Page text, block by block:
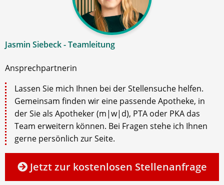
Jasmin Siebeck - Teamleitung
Ansprechpartnerin
Lassen Sie mich Ihnen bei der Stellensuche helfen.
Gemeinsam finden wir eine passende Apotheke, in
der Sie als Apotheker (m|w|d), PTA oder PKA das
Team erweitern können. Bei Fragen stehe ich Ihnen
gerne persönlich zur Seite.
Jetzt zur kostenlosen Stellenanfrage